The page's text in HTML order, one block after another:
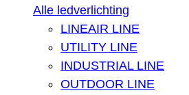
Alle ledverlichting
LINEAIR LINE
UTILITY LINE
INDUSTRIAL LINE
OUTDOOR LINE